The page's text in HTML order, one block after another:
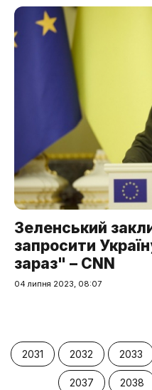
Зеленський
запросити
зараз" – CNN
04 липня 2023, 08:07
2031 2032 2033
2037 2038